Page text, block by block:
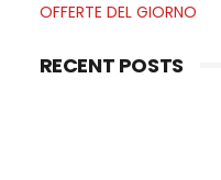
OFFERTE DEL GIORNO
RECENT POSTS